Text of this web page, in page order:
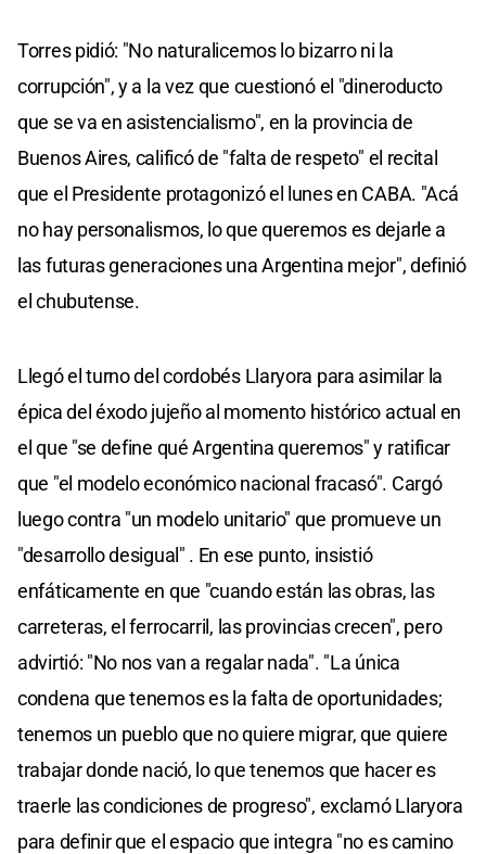
Torres pidió: "No naturalicemos lo bizarro ni la
corrupción", y a la vez que cuestionó el "dineroducto
que se va en asistencialismo", en la provincia de
Buenos Aires, calificó de "falta de respeto" el recital
que el Presidente protagonizó el lunes en CABA. "Acá
no hay personalismos, lo que queremos es dejarle a
las futuras generaciones una Argentina mejor", definió
el chubutense.
Llegó el turno del cordobés Llaryora para asimilar la
épica del éxodo jujeño al momento histórico actual en
el que "se define qué Argentina queremos" y ratificar
que "el modelo económico nacional fracasó". Cargó
luego contra "un modelo unitario" que promueve un
"desarrollo desigual" . En ese punto, insistió
enfáticamente en que "cuando están las obras, las
carreteras, el ferrocarril, las provincias crecen", pero
advirtió: "No nos van a regalar nada". "La única
condena que tenemos es la falta de oportunidades;
tenemos un pueblo que no quiere migrar, que quiere
trabajar donde nació, lo que tenemos que hacer es
traerle las condiciones de progreso", exclamó Llaryora
para definir que el espacio que integra "no es camino